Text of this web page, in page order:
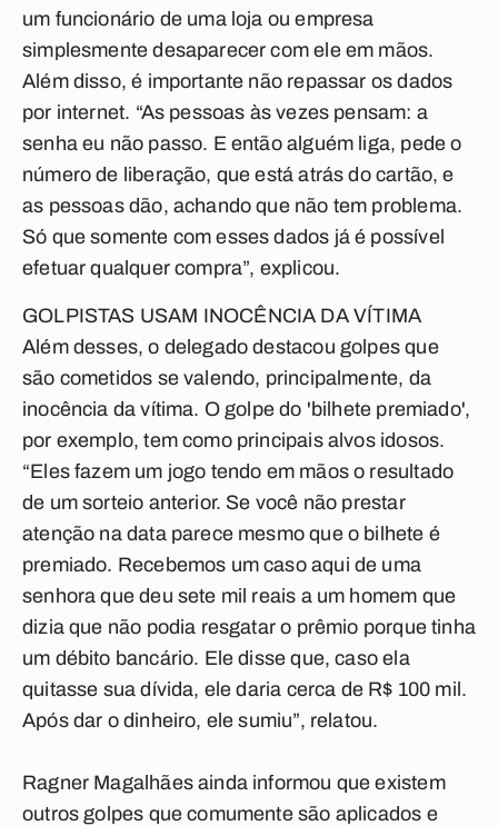
um funcionário de uma loja ou empresa
simplesmente desaparecer com ele em mãos.
Além disso, é importante não repassar os dados
por internet. “As pessoas às vezes pensam: a
senha eu não passo. E então alguém liga, pede o
número de liberação, que está atrás do cartão, e
as pessoas dão, achando que não tem problema.
Só que somente com esses dados já é possível
efetuar qualquer compra”, explicou.
GOLPISTAS USAM INOCÊNCIA DA VÍTIMA
Além desses, o delegado destacou golpes que
são cometidos se valendo, principalmente, da
inocência da vítima. O golpe do 'bilhete premiado',
por exemplo, tem como principais alvos idosos.
“Eles fazem um jogo tendo em mãos o resultado
de um sorteio anterior. Se você não prestar
atenção na data parece mesmo que o bilhete é
premiado. Recebemos um caso aqui de uma
senhora que deu sete mil reais a um homem que
dizia que não podia resgatar o prêmio porque tinha
um débito bancário. Ele disse que, caso ela
quitasse sua dívida, ele daria cerca de R$ 100 mil.
Após dar o dinheiro, ele sumiu”, relatou.
Ragner Magalhães ainda informou que existem
outros golpes que comumente são aplicados e